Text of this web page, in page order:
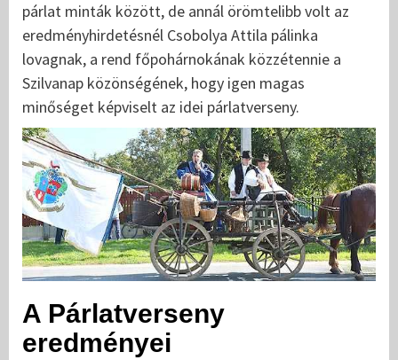
párlat minták között, de annál örömtelibb volt az
eredményhirdetésnél Csobolya Attila pálinka
lovagnak, a rend főpohárnokának közzétennie a
Szilvanap közönségének, hogy igen magas
minőséget képviselt az idei párlatverseny.
A Párlatverseny
eredményei